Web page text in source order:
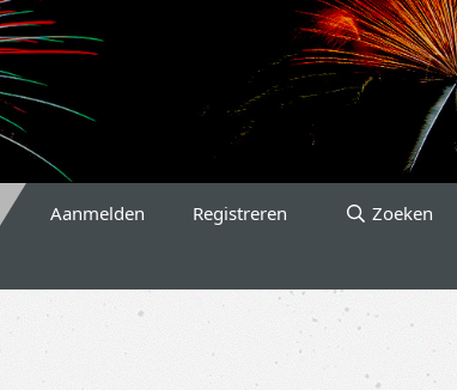
Aanmelden Registreren Zoeken